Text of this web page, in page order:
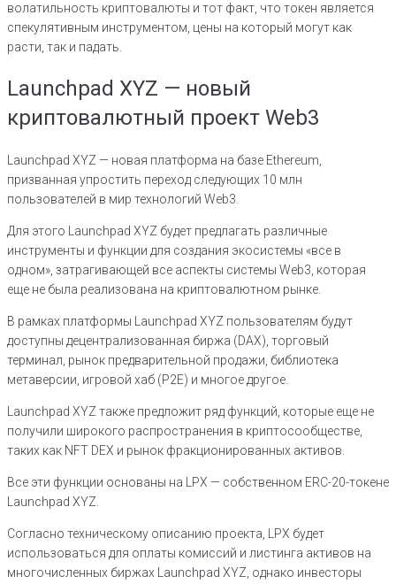
волатильность криптовалюты и тот факт, что токен является
спекулятивным инструментом, цены на который могут как
расти, так и падать.
Launchpad XYZ — новый
криптовалютный проект Web3
Launchpad XYZ — новая платформа на базе Ethereum,
призванная упростить переход следующих 10 млн
пользователей в мир технологий Web3.
Для этого Launchpad XYZ будет предлагать различные
инструменты и функции для создания экосистемы «все в
одном», затрагивающей все аспекты системы Web3, которая
еще не была реализована на криптовалютном рынке.
В рамках платформы Launchpad XYZ пользователям будут
доступны децентрализованная биржа (DAX), торговый
терминал, рынок предварительной продажи, библиотека
метаверсии, игровой хаб (P2E) и многое другое.
Launchpad XYZ также предложит ряд функций, которые еще не
получили широкого распространения в криптосообществе,
таких как NFT DEX и рынок фракционированных активов.
Все эти функции основаны на LPX — собственном ERC-20-токене
Launchpad XYZ.
Согласно техническому описанию проекта, LPX будет
использоваться для оплаты комиссий и листинга активов на
многочисленных биржах Launchpad XYZ, однако инвесторы